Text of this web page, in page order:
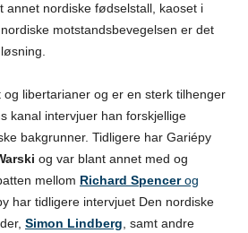
annet nordiske fødselstall, kaoset i
motstandsbevegelsen er det
libertarianer og er en sterk tilhenger
kanal intervjuer han forskjellige
bakgrunner. Tidligere har Gariépy
og var blant annet med og
mellom Richard Spencerog
har tidligere intervjuet Den nordiske
Simon Lindberg , samt andre